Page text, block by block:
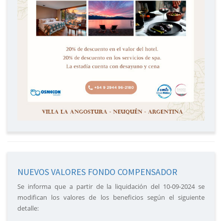
NUEVOS VALORES FONDO COMPENSADOR
Se informa que a partir de la liquidación del 10-09-2024 se
modifican los valores de los beneficios según el siguiente
detalle: